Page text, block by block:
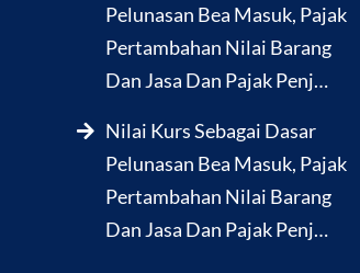
Pelunasan Bea Masuk, Pajak
Pertambahan Nilai Barang
Dan Jasa Dan Pajak Penj…
Nilai Kurs Sebagai Dasar
Pelunasan Bea Masuk, Pajak
Pertambahan Nilai Barang
Dan Jasa Dan Pajak Penj…